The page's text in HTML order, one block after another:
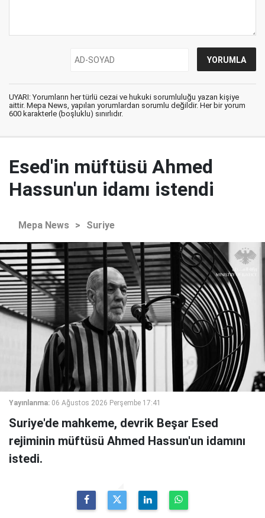
UYARI: Yorumların her türlü cezai ve hukuki sorumluluğu yazan kişiye
aittir. Mepa News, yapılan yorumlardan sorumlu değildir. Her bir yorum
600 karakterle (boşluklu) sınırlıdır.
Esed'in müftüsü Ahmed
Hassun'un idamı istendi
Mepa News > Suriye
Yayınlanma: 06 Ağustos 2026 Perşembe 17:41
Suriye'de mahkeme, devrik Beşar Esed
rejiminin müftüsü Ahmed Hassun'un idamını
istedi.